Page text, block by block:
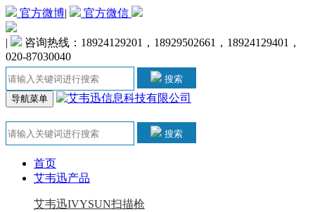
官方微博| 官方微信
|
咨询热线：18924129201，18929502661，18924129401，
020-87030040
搜索
导航菜单
搜索
首页
艾韦迅产品
艾韦迅IVYSUN扫描枪